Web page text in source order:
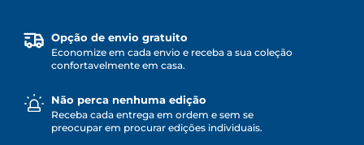
Opção de envio gratuito
Economize em cada envio e receba a sua coleção
confortavelmente em casa.
Não perca nenhuma edição
Receba cada entrega em ordem e sem se
preocupar em procurar edições individuais.